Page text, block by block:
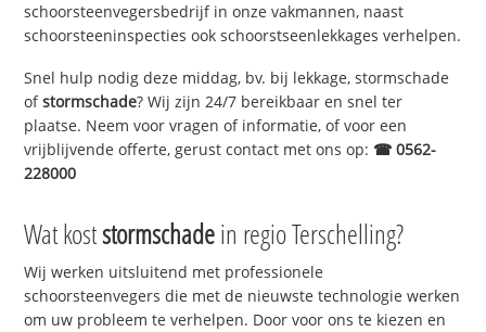
schoorsteenvegersbedrijf in onze vakmannen, naast
schoorsteeninspecties ook schoorstseenlekkages verhelpen.
Snel hulp nodig deze middag, bv. bij lekkage, stormschade
ofstormschade? Wij zijn 24/7 bereikbaar en snel ter
plaatse. Neem voor vragen of informatie, of voor een
vrijblijvende offerte, gerust contact met ons op: ☎ 0562-
228000
Wat koststormschadein regio Terschelling?
Wij werken uitsluitend met professionele
schoorsteenvegers die met de nieuwste technologie werken
om uw probleem te verhelpen. Door voor ons te kiezen en